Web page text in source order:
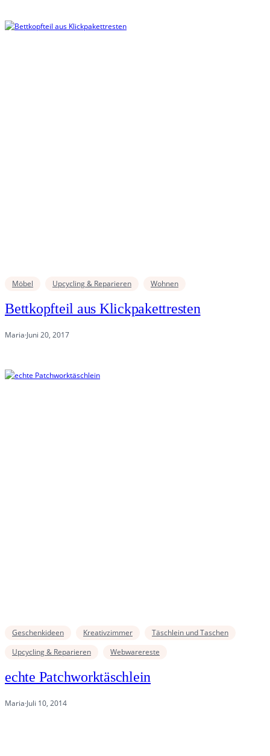
Möbel Upcycling & Reparieren Wohnen
Bettkopfteil aus Klickpakettresten
Maria·Juni 20, 2017
Geschenkideen Kreativzimmer
Täschlein und Taschen
Upcycling & Reparieren
Webwarereste
echte Patchworktäschlein
Maria·Juli 10, 2014